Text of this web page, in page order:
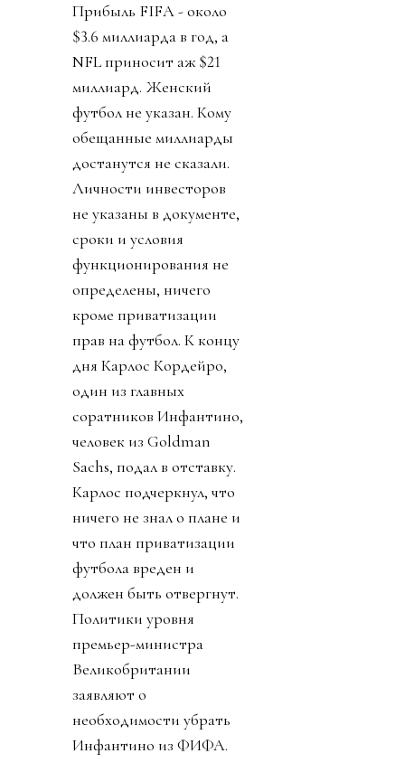
Прибыль FIFA - около
$3.6 миллиарда в год, а
NFL приносит аж $21
миллиард. Женский
футбол не указан. Кому
обещанные миллиарды
достанутся не сказали.
Личности инвесторов
не указаны в документе,
сроки и условия
функционирования не
определены, ничего
кроме приватизации
прав на футбол. К концу
дня Карлос Кордейро,
один из главных
соратников Инфантино,
человек из Goldman
Sachs, подал в отставку.
Карлос подчеркнул, что
ничего не знал о плане и
что план приватизации
футбола вреден и
должен быть отвергнут.
Политики уровня
премьер-министра
Великобритании
заявляют о
необходимости убрать
Инфантино из ФИФА.